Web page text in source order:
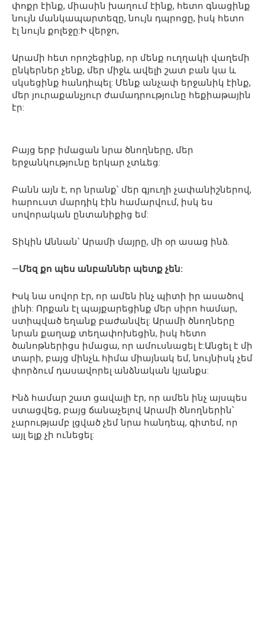
փոքր էինք, միասին խաղում էինք, հետո գնացինք
նույն մանկապարտեզը, նույն դպրոցը, իսկ հետո
էլ նույն քոլեջը:Ի վերջո,
Արամի հետ որոշեցինք, որ մենք ուղղակի վաղեմի
ընկերներ չենք, մեր միջև ավելի շատ բան կա և
սկսեցինք հանդիպել: Մենք անչափ երջանիկ էինք,
մեր յուրաքանչյուր ժամադրությունը հեքիաթային
էր:
Բայց երբ իմացան նրա ծնողները, մեր
երջանկությունը երկար չտևեց:
Բանն այն է, որ նրանք՝ մեր գյուղի չափանիշներով,
հարուստ մարդիկ էին համարվում, իսկ ես
սովորական ընտանիքից եմ:
Տիկին Աննան՝ Արամի մայրը, մի օր ասաց ինձ.
—Մեզ քո պես անբաններ պետք չեն:
Իսկ նա սովոր էր, որ ամեն ինչ պիտի իր ասածով
լինի: Որքան էլ պայքարեցինք մեր սիրո համար,
ստիպված եղանք բաժանվել: Արամի ծնողները
նրան քաղաք տեղափոխեցին, իսկ հետո
ծանոթներիցս իմացա, որ ամուսնացել է:Անցել է մի
տարի, բայց մինչև հիմա միայնակ եմ, նույնիսկ չեմ
փորձում դասավորել անձնական կյանքս:
Ինձ համար շատ ցավալի էր, որ ամեն ինչ այսպես
ստացվեց, բայց ճանաչելով Արամի ծնողներին՝
չարությամբ լցված չեմ նրա հանդեպ, գիտեմ, որ
այլ ելք չի ունեցել: